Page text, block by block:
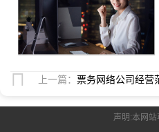
上一篇： 票务网络公司经营
声明:本网